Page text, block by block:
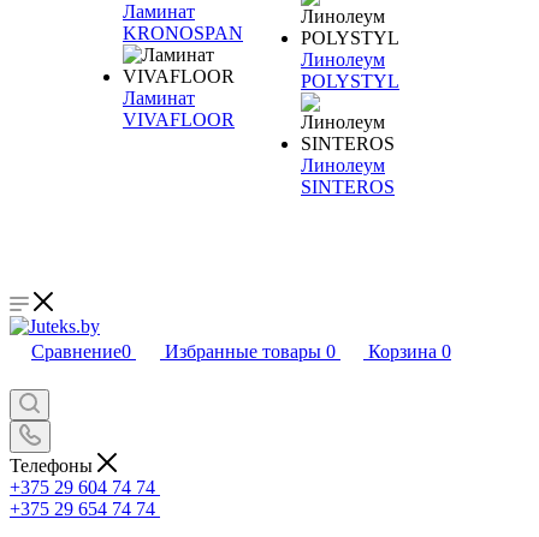
Ламинат
KRONOSPAN
Ламинат
VIVAFLOOR
Линолеум
POLYSTYL
Линолеум
SINTEROS
Сравнение0 Избранные товары 0 Корзина 0
Телефоны
+375 29 604 74 74
+375 29 654 74 74